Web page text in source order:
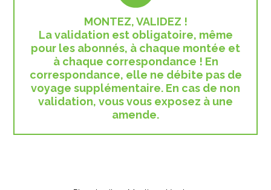
MONTEZ, VALIDEZ !
La validation est obligatoire, même
pour les abonnés, à chaque montée et
à chaque correspondance ! En
correspondance, elle ne débite pas de
voyage supplémentaire. En cas de non
validation, vous vous exposez à une
amende.